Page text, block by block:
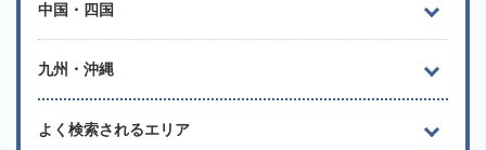
中国・四国
九州・沖縄
よく検索されるエリア